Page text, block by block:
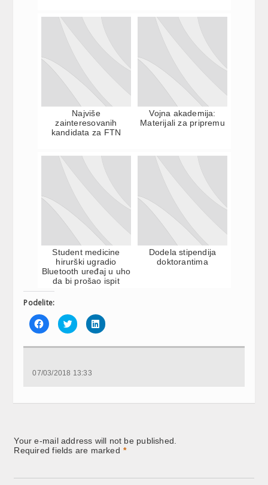
Najviše
zainteresovanih
kandidata za FTN
Vojna akademija:
Materijali za pripremu
Student medicine
hirurški ugradio
Bluetooth uređaj u uho
da bi prošao ispit
Dodela stipendija
doktorantima
Podelite:
Click
to
share
Facebook
new
Click
to
share
Twitter
new
Click
to
LinkedIn
07/03/2018 13:33
Your e-mail address will not be published.
Required fields are marked *